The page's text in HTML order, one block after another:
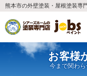
熊本市の外壁塗装・屋根塗装専
お客様
今まで関わ